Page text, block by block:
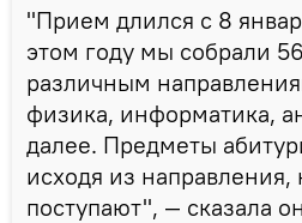
"Прием длился с 8
этом году мы собрали
различным
физика, информатика,
далее. Предметы
исходя из направления,
поступают", — сказала